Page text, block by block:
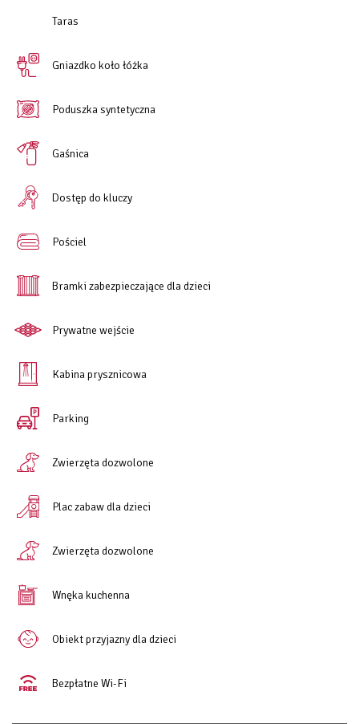
Taras
Gniazdko koło łóżka
Poduszka syntetyczna
Gaśnica
Dostęp do kluczy
Pościel
Bramki zabezpieczające dla dzieci
Prywatne wejście
Kabina prysznicowa
Parking
Zwierzęta dozwolone
Plac zabaw dla dzieci
Zwierzęta dozwolone
Wnęka kuchenna
Obiekt przyjazny dla dzieci
Bezpłatne Wi-Fi